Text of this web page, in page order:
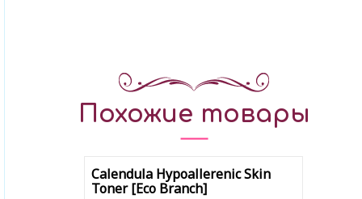
Похожие товары
Calendula Hypoallerenic Skin
Toner [Eco Branch]